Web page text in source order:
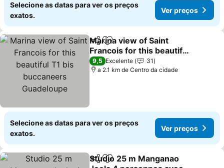
Selecione as datas para ver os preços
exatos.
Ver preços
PartilharAdicionar aos favoritos
Marina view of Saint
Francois for this beautiful
T1 bis buccaneers
Guadeloupe
9,5 Excelente
31
a 2.1 km de Centro da cidade
Selecione as datas para ver os preços
exatos.
Ver preços
PartilharAdicionar aos favoritos
Studio 25 m Manganao